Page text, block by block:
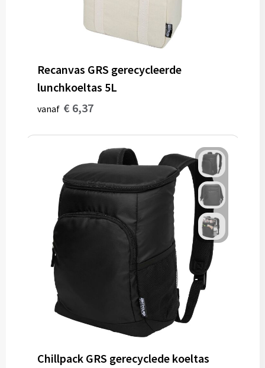
Recanvas GRS gerecycleerde
lunchkoeltas 5L
vanaf € 6,37
Chillpack GRS gerecyclede koeltas